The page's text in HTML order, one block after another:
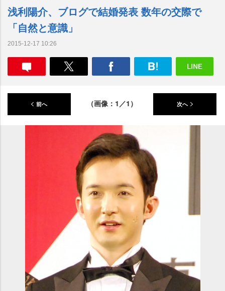
e
浅利陽介、ブログで結婚発表 数年の交際で
「自然と意識」
2015-12-17 10:26
前へ （画像：1／1） 次へ